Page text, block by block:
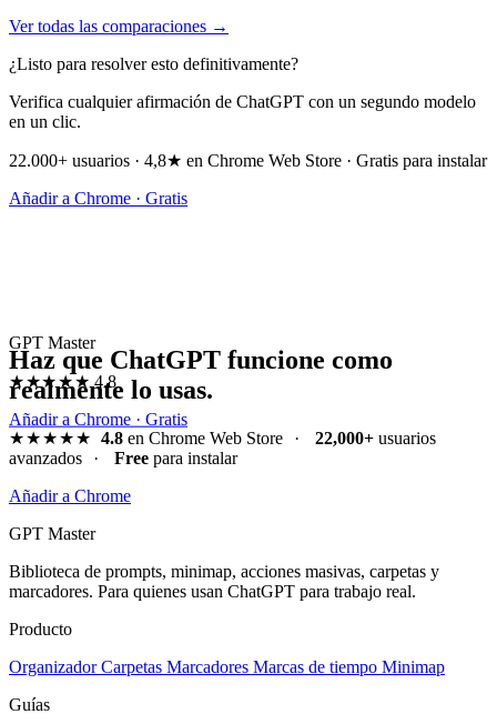
Ver todas las comparaciones →
¿Listo para resolver esto definitivamente?
Verifica cualquier afirmación de ChatGPT con un segundo modelo
en un clic.
22.000+ usuarios · 4,8★ en Chrome Web Store · Gratis para instalar
Añadir a Chrome · Gratis
GPT Master
★★★★★ 4.8
Añadir a Chrome · Gratis
Haz que ChatGPT funcione como
realmente lo usas.
★★★★★ 4.8en Chrome Web Store · 22,000+usuarios
avanzados
· Free para instalar
Añadir a Chrome
GPT Master
Biblioteca de prompts, minimap, acciones masivas, carpetas y
marcadores. Para quienes usan ChatGPT para trabajo real.
Producto
OrganizadorCarpetas Marcadores Marcas de tiempo Minimap
Guías